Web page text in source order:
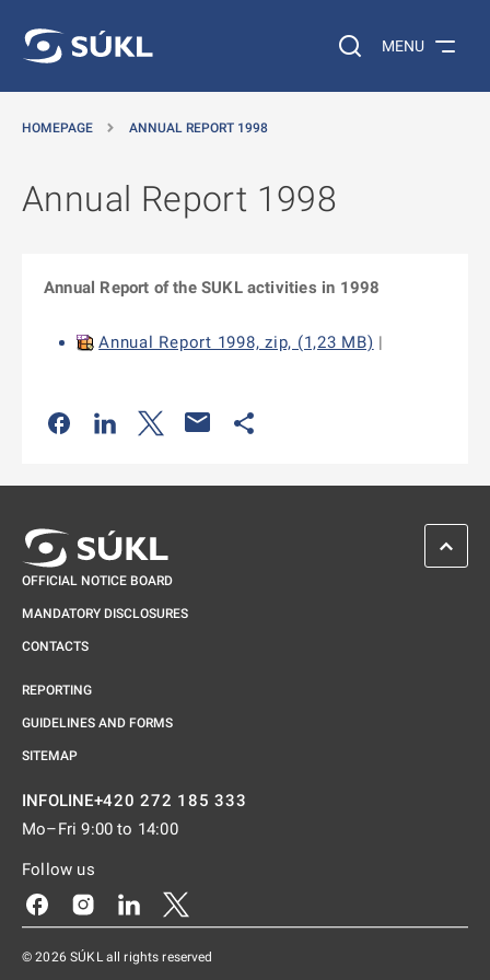
Search on the web…
MENU
HOMEPAGE ANNUAL REPORT 1998
Annual Report 1998
Annual Report of the SUKL activities in 1998
Annual Report 1998, zip, (1,23 MB) |
Odkaz se otevře na nové kartě
Odkaz se otevře na nové kartě
Odkaz se otevře na nové kartě
OFFICIAL NOTICE BOARD
MANDATORY DISCLOSURES
CONTACTS
REPORTING
GUIDELINES AND FORMS
SITEMAP
INFOLINE+420 272 185 333
Mo–Fri 9:00 to 14:00
Follow us
Odkaz se otevře na nové kartě
Odkaz se otevře na nové kartě
Odkaz se otevře na nové kartě
© 2026 SÚKL all rights reserved